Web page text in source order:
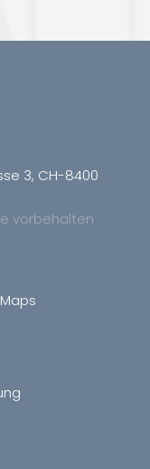
3, CH-8400
vorbehalten